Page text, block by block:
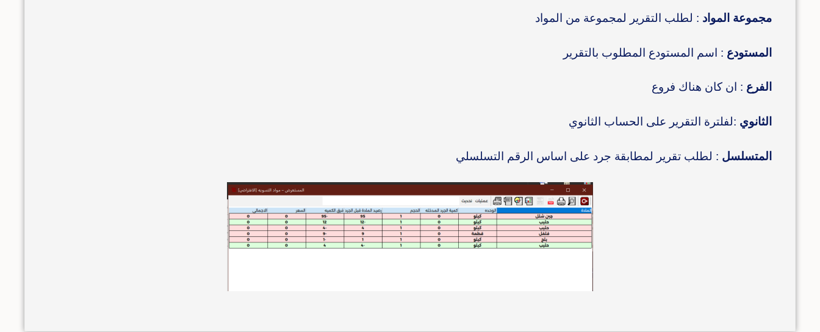
مجموعة المواد : لطلب التقرير لمجموعة من المواد
المستودع : اسم المستودع المطلوب بالتقرير
الفرع : ان كان هناك فروع
الثانوي :لفلترة التقرير على الحساب الثانوي
المتسلسل : لطلب تقرير لمطابقة جرد على اساس الرقم التسلسلي